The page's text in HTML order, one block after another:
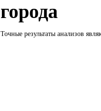
города
Точные результаты анализов